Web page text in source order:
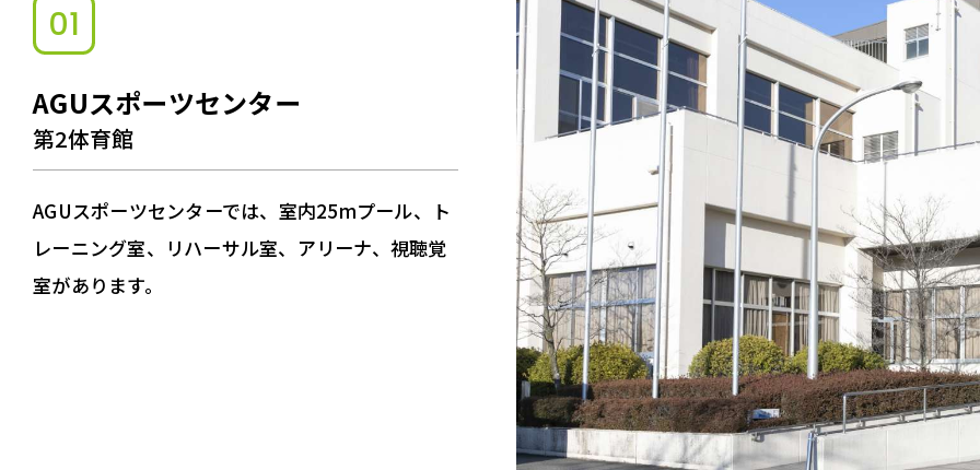
01
AGUスポーツセンター
第2体育館
AGUスポーツセンターでは、室内25mプール、ト
レーニング室、リハーサル室、アリーナ、視聴覚
室があります。